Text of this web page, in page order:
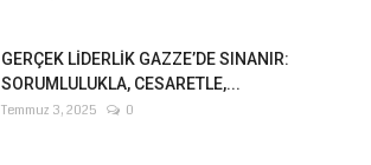
GERÇEK LİDERLİK GAZZE’DE SINANIR:
SORUMLULUKLA, CESARETLE,...
Temmuz 3, 2025 0